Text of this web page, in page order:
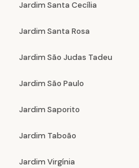
Jardim Santa Cecília
Jardim Santa Rosa
Jardim São Judas Tadeu
Jardim São Paulo
Jardim Saporito
Jardim Taboão
Jardim Virgínia